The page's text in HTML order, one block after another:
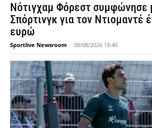
Νότιγχαμ Φόρεστ συμφώνησε
Σπόρτινγκ για τον Ντιομαντέ
ευρώ
Sportlive Newsroom - 08/08/2026 18:40